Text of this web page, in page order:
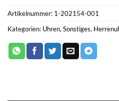
Artikelnummer: 1-202154-001
Kategorien: Uhren,Sonstiges,